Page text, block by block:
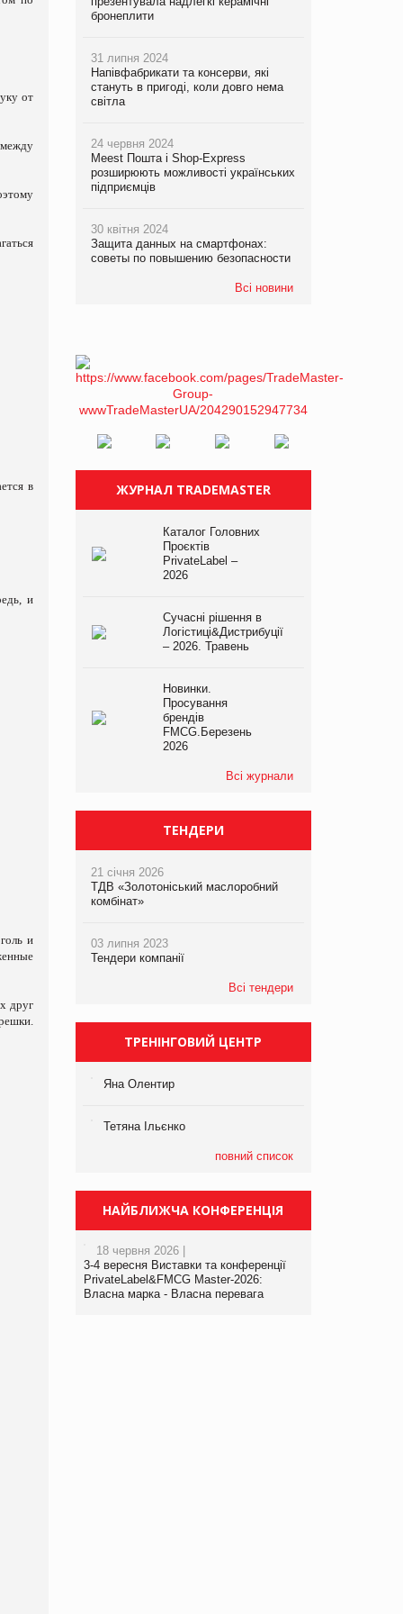
от
между
в
и
и
друг
бронеплити
31 липня 2024
Напівфабрикати та консерви, які
стануть в пригоді, коли довго нема
світла
24 червня 2024
Meest Пошта і Shop-Express
розширюють можливості українських
підприємців
30 квітня 2024
Защита данных на смартфонах:
советы по повышению безопасности
Всі новини
ЖУРНАЛ TRADEMASTER
Каталог Головних
Проєктів
PrivateLabel –
2026
Сучасні рішення в
Логістиці&Дистрибуції
– 2026. Травень
Новинки.
Просування
брендів
FMCG.Березень
2026
Всі журнали
ТЕНДЕРИ
21 січня 2026
ТДВ «Золотоніський маслоробний
комбінат»
03 липня 2023
Тендери компанії
Всі тендери
ТРЕНІНГОВИЙ ЦЕНТР
Яна Олентир
Тетяна Ільєнко
повний список
НАЙБЛИЖЧА КОНФЕРЕНЦІЯ
18 червня 2026 |
3-4 вересня Виставки та конференції
PrivateLabel&FMCG Master-2026:
Власна марка - Власна перевага